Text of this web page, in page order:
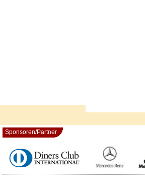
Sponsoren/Partner